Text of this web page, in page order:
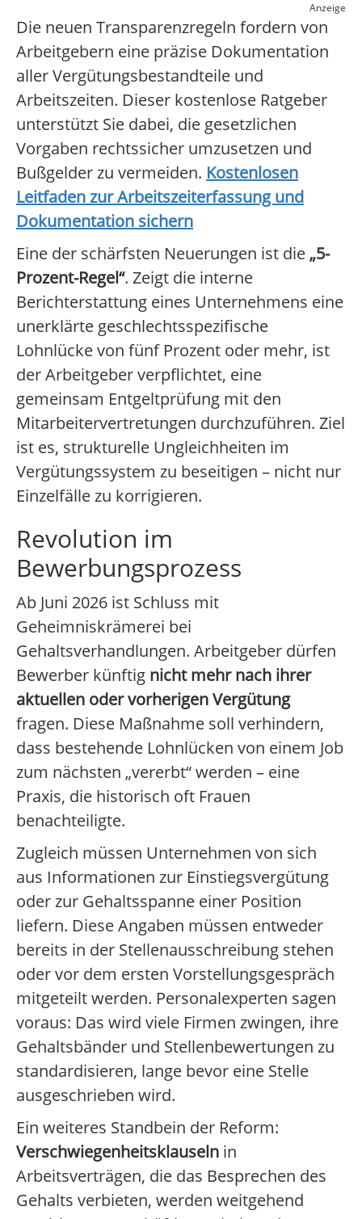
Anzeige
Die neuen Transparenzregeln fordern von
Arbeitgebern eine präzise Dokumentation
aller Vergütungsbestandteile und
Arbeitszeiten. Dieser kostenlose Ratgeber
unterstützt Sie dabei, die gesetzlichen
Vorgaben rechtssicher umzusetzen und
Bußgelder zu vermeiden. Kostenlosen
Leitfaden zur Arbeitszeiterfassung und
Dokumentation sichern
Eine der schärfsten Neuerungen ist die „5-
Prozent-Regel“. Zeigt die interne
Berichterstattung eines Unternehmens eine
unerklärte geschlechtsspezifische
Lohnlücke von fünf Prozent oder mehr, ist
der Arbeitgeber verpflichtet, eine
gemeinsam Entgeltprüfung mit den
Mitarbeitervertretungen durchzuführen. Ziel
ist es, strukturelle Ungleichheiten im
Vergütungssystem zu beseitigen – nicht nur
Einzelfälle zu korrigieren.
Revolution im
Bewerbungsprozess
Ab Juni 2026 ist Schluss mit
Geheimniskrämerei bei
Gehaltsverhandlungen. Arbeitgeber dürfen
Bewerber künftig nicht mehr nach ihrer
aktuellen oder vorherigen Vergütung
fragen. Diese Maßnahme soll verhindern,
dass bestehende Lohnlücken von einem Job
zum nächsten „vererbt“ werden – eine
Praxis, die historisch oft Frauen
benachteiligte.
Zugleich müssen Unternehmen von sich
aus Informationen zur Einstiegsvergütung
oder zur Gehaltsspanne einer Position
liefern. Diese Angaben müssen entweder
bereits in der Stellenausschreibung stehen
oder vor dem ersten Vorstellungsgespräch
mitgeteilt werden. Personalexperten sagen
voraus: Das wird viele Firmen zwingen, ihre
Gehaltsbänder und Stellenbewertungen zu
standardisieren, lange bevor eine Stelle
ausgeschrieben wird.
Ein weiteres Standbein der Reform:
Verschwiegenheitsklauseln in
Arbeitsverträgen, die das Besprechen des
Gehalts verbieten, werden weitgehend